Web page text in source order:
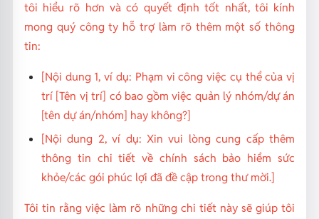
tôi hiểu rõ hơn và có quyết định tốt nhất, tôi kính
mong quý công ty hỗ trợ làm rõ thêm một số thông
tin:
[Nội dung 1, ví dụ: Phạm vi công việc cụ thể của vị
trí [Tên vị trí] có bao gồm việc quản lý nhóm/dự án
[tên dự án/nhóm] hay không?]
[Nội dung 2, ví dụ: Xin vui lòng cung cấp thêm
thông tin chi tiết về chính sách bảo hiểm sức
khỏe/các gói phúc lợi đã đề cập trong thư mời.]
Tôi tin rằng việc làm rõ những chi tiết này sẽ giúp tôi